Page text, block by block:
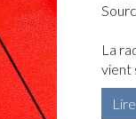
La
vient